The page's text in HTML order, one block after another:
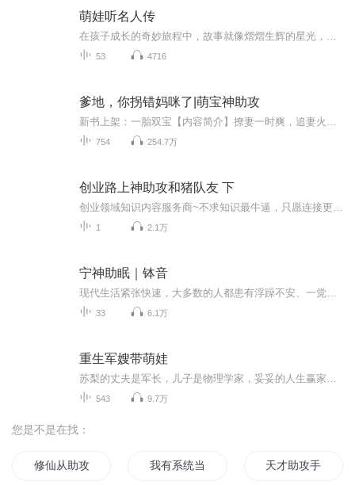
萌娃听名人传
53 4716
爹地，你拐错妈咪了|萌宝神助攻
754 254.7万
创业路上神助攻和猪队友 下
1 2.1万
宁神助眠｜钵音
33 6.1万
重生军嫂带萌娃
543 9.7万
您是不是在找：
修仙从助攻开始 我有系统当助攻 天才助攻手